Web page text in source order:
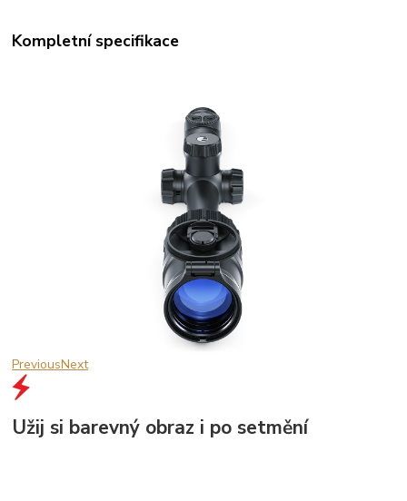
Kompletní specifikace
PreviousNext
Užij si barevný obraz i po setmění